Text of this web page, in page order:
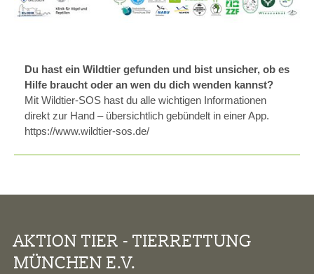
Du hast ein Wildtier gefunden und bist unsicher, ob es
Hilfe braucht oder an wen du dich wenden kannst?
Mit Wildtier-SOS hast du alle wichtigen Informationen
direkt zur Hand – übersichtlich gebündelt in einer App.
https://www.wildtier-sos.de/
AKTION TIER - TIERRETTUNG
MÜNCHEN E.V.